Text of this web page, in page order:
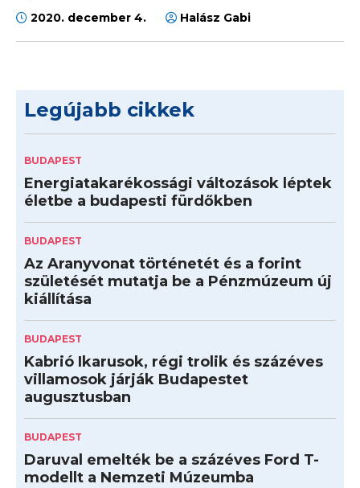
2020. december 4. Halász Gabi
Legújabb cikkek
BUDAPEST
Energiatakarékossági változások léptek
életbe a budapesti fürdőkben
BUDAPEST
Az Aranyvonat történetét és a forint
születését mutatja be a Pénzmúzeum új
kiállítása
BUDAPEST
Kabrió Ikarusok, régi trolik és százéves
villamosok járják Budapestet
augusztusban
BUDAPEST
Daruval emelték be a százéves Ford T-
modellt a Nemzeti Múzeumba